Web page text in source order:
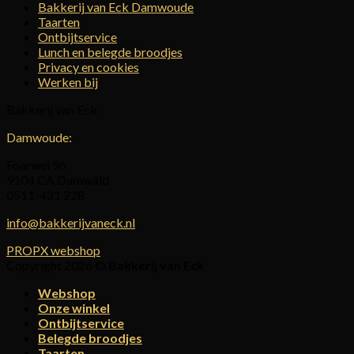
Bakkerij van Eck Damwoude
Taarten
Ontbijtservice
Lunch en belegde broodjes
Privacy en cookies
Werken bij
Damwoude:
info@bakkerijvaneck.nl
PROPX webshop
Webshop
Onze winkel
Ontbijtservice
Belegde broodjes